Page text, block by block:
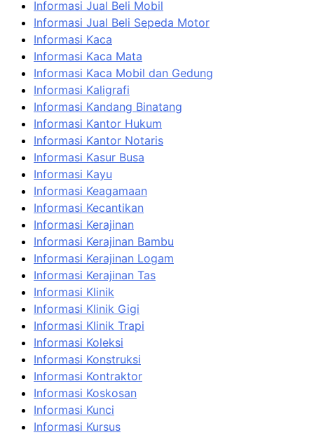
Informasi Jual Beli Mobil
Informasi Jual Beli Sepeda Motor
Informasi Kaca
Informasi Kaca Mata
Informasi Kaca Mobil dan Gedung
Informasi Kaligrafi
Informasi Kandang Binatang
Informasi Kantor Hukum
Informasi Kantor Notaris
Informasi Kasur Busa
Informasi Kayu
Informasi Keagamaan
Informasi Kecantikan
Informasi Kerajinan
Informasi Kerajinan Bambu
Informasi Kerajinan Logam
Informasi Kerajinan Tas
Informasi Klinik
Informasi Klinik Gigi
Informasi Klinik Trapi
Informasi Koleksi
Informasi Konstruksi
Informasi Kontraktor
Informasi Koskosan
Informasi Kunci
Informasi Kursus